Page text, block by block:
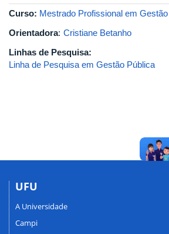
Curso: Mestrado Profissional em
Orientadora: Cristiane Betanho
Linhas de Pesquisa:
Linha de Pesquisa em Gestão Pública
UFU
A Universidade
Campi